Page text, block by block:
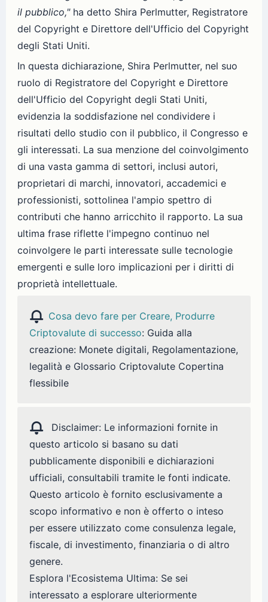
il pubblico," ha detto Shira Perlmutter, Registratore
del Copyright e Direttore dell'Ufficio del Copyright
degli Stati Uniti.
In questa dichiarazione, Shira Perlmutter, nel suo
ruolo di Registratore del Copyright e Direttore
dell'Ufficio del Copyright degli Stati Uniti,
evidenzia la soddisfazione nel condividere i
risultati dello studio con il pubblico, il Congresso e
gli interessati. La sua menzione del coinvolgimento
di una vasta gamma di settori, inclusi autori,
proprietari di marchi, innovatori, accademici e
professionisti, sottolinea l'ampio spettro di
contributi che hanno arricchito il rapporto. La sua
ultima frase riflette l'impegno continuo nel
coinvolgere le parti interessate sulle tecnologie
emergenti e sulle loro implicazioni per i diritti di
proprietà intellettuale.
Cosa devo fare per Creare, Produrre
Criptovalute di successo: Guida alla
creazione: Monete digitali, Regolamentazione,
legalità e Glossario Criptovalute Copertina
flessibile
Disclaimer: Le informazioni fornite in
questo articolo si basano su dati
pubblicamente disponibili e dichiarazioni
ufficiali, consultabili tramite le fonti indicate.
Questo articolo è fornito esclusivamente a
scopo informativo e non è offerto o inteso
per essere utilizzato come consulenza legale,
fiscale, di investimento, finanziaria o di altro
genere.
Esplora l'Ecosistema Ultima: Se sei
interessato a esplorare ulteriormente